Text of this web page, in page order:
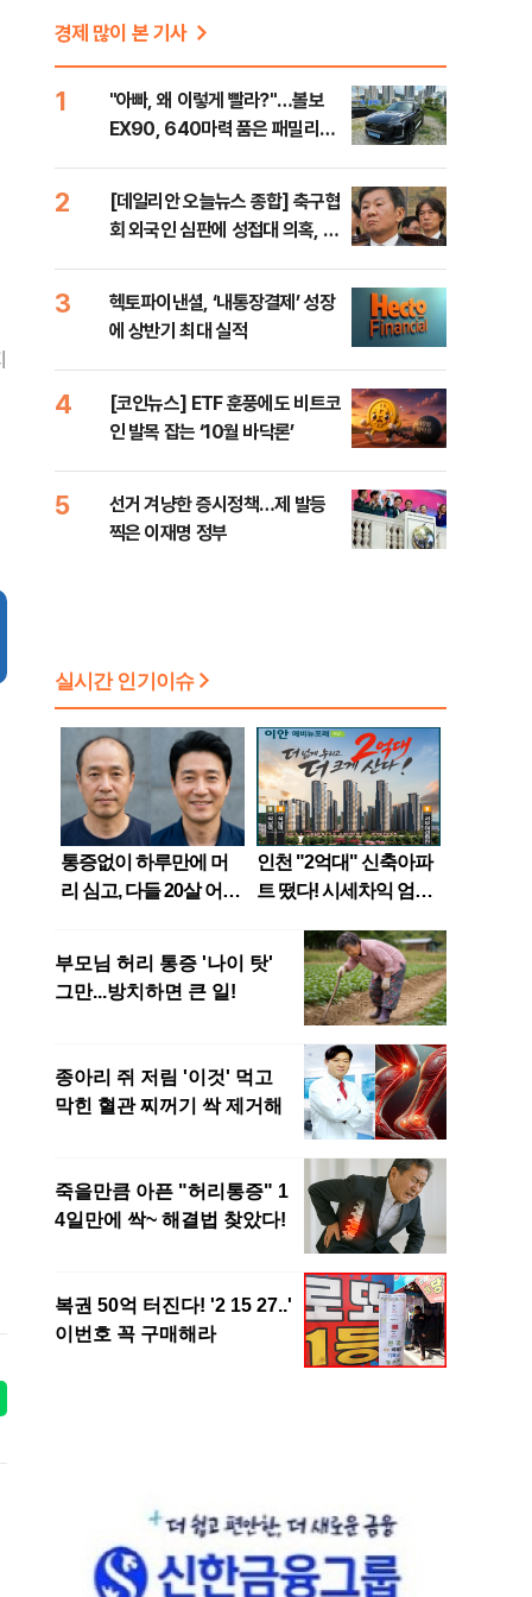
경제 많이 본 기사
1
"아빠, 왜 이렇게 빨라?"…볼보
EX90, 640마력 품은 패밀리카
2
[데일리안 오늘뉴스 종합] 축구협
회 외국인 심판에 성접대 의혹, 李
이닉스 프리마켓 시초가 논란 재
점화, 김민석 "과반 승리 가능성
99%" 등
3
헥토파이낸셜, ‘내통장결제’ 성장
에 상반기 최대 실적
4
[코인뉴스] ETF 훈풍에도 비트코
인 발목 잡는 ‘10월 바닥론’
5
선거 겨냥한 증시정책…제 발등
찍은 이재명 정부